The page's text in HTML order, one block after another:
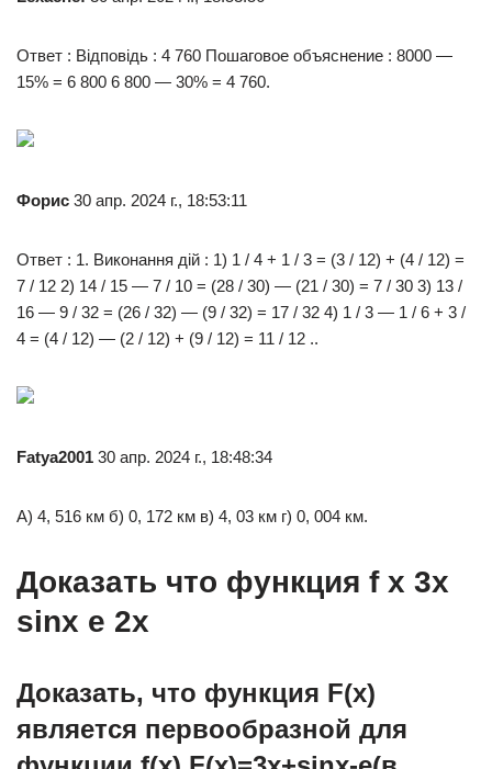
Ответ : Відповідь : 4 760 Пошаговое объяснение : 8000 —
15% = 6 800 6 800 — 30% = 4 760.
Форис 30 апр. 2024 г., 18:53:11
Ответ : 1. Виконання дій : 1) 1 / 4 + 1 / 3 = (3 / 12) + (4 / 12) =
7 / 12 2) 14 / 15 — 7 / 10 = (28 / 30) — (21 / 30) = 7 / 30 3) 13 /
16 — 9 / 32 = (26 / 32) — (9 / 32) = 17 / 32 4) 1 / 3 — 1 / 6 + 3 /
4 = (4 / 12) — (2 / 12) + (9 / 12) = 11 / 12 ..
Fatya2001 30 апр. 2024 г., 18:48:34
А) 4, 516 км б) 0, 172 км в) 4, 03 км г) 0, 004 км.
Доказать что функция f x 3x
sinx e 2x
Доказать, что функция F(x)
является первообразной для